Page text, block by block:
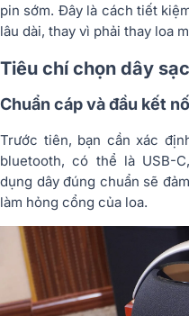
pin sớm. Đây là cách tiết
lâu dài, thay vì phải thay loa
Tiêu chí chọn dây
Chuẩn cáp và đầu kết
Trước tiên, bạn cần xác
bluetooth, có thể là USB-
dụng dây đúng chuẩn sẽ
làm hỏng cổng của loa.